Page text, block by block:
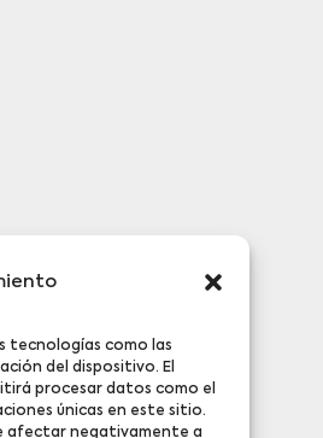
tecnologías como las
del dispositivo. El
procesar datos como el
únicas en este sitio.
afectar negativamente a